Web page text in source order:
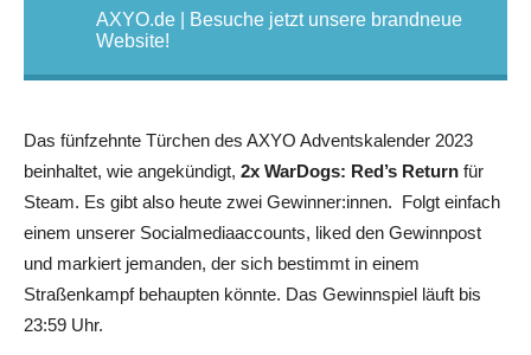
AXYO.de | Besuche jetzt unsere brandneue
Website!
Das fünfzehnte Türchen des AXYO Adventskalender 2023
beinhaltet, wie angekündigt, 2x WarDogs: Red’s Return für
Steam. Es gibt also heute zwei Gewinner:innen. Folgt einfach
einem unserer Socialmediaaccounts, liked den Gewinnpost
und markiert jemanden, der sich bestimmt in einem
Straßenkampf behaupten könnte. Das Gewinnspiel läuft bis
23:59 Uhr.